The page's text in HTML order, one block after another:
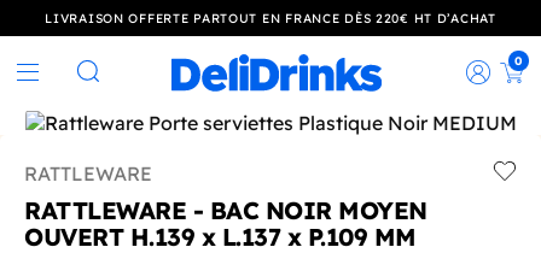
LIVRAISON OFFERTE PARTOUT EN FRANCE DÈS 220€ HT D’ACHAT
Rechercher
0
RATTLEWARE
RATTLEWARE - BAC NOIR MOYEN
OUVERT H.139 x L.137 x P.109 MM